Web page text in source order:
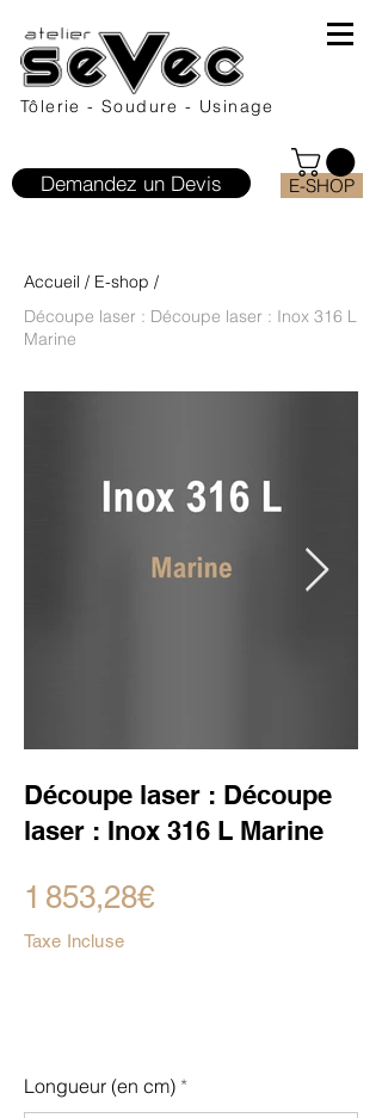
Tôlerie - Soudure - Usinage
E-SHOP
Demandez un Devis
Accueil / E-shop /
Découpe laser : Découpe laser : Inox 316 L
Marine
Découpe laser : Découpe
laser : Inox 316 L Marine
1 853,28€
Taxe Incluse
Longueur (en cm)